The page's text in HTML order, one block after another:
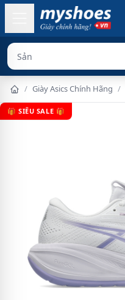
Sản phẩm chính
/ Giày Asics Chính Hãng /
🎁 SIÊU SALE 🎁